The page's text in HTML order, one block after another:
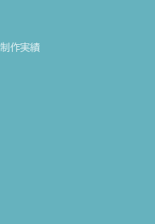
制作実績